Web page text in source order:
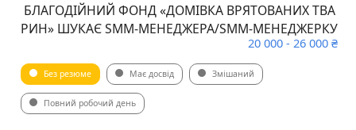
️ БЛАГОДІЙНИЙ ФОНД «ДОМІВКА ВРЯТОВАНИХ ТВА
РИН» ШУКАЄ SMM-МЕНЕДЖЕРА/SMM-МЕНЕДЖЕРКУ
20 000 - 26 000 ₴
Без резюме Має досвід Змішаний
Повний робочий день